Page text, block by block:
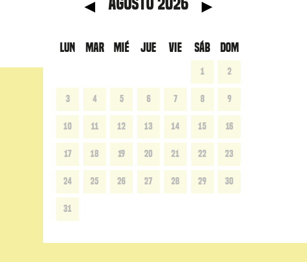
LUN MAR MIÉ JUE VIE SÁB DOM
1 2
3 4 5 6 7 8 9
10 11 12 13 14 15 16
17 18 19 20 21 22 23
24 25 26 27 28 29 30
31